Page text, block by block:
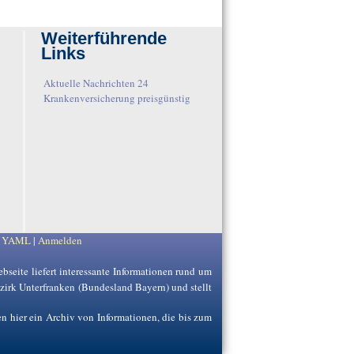
Weiterführende
Links
Aktuelle Nachrichten 24
Krankenversicherung preisgünstig
YAML | Anmelden
liefert interessante Informationen rund um
Unterfranken (Bundesland Bayern) und stellt
hier ein Archiv von Informationen, die bis zum